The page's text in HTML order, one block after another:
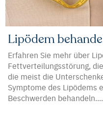
Lipödem
Erfahren Sie mehr über
Fettverteilungsstörung,
die meist die
Symptome des Lipödems
Beschwerden behandeln....